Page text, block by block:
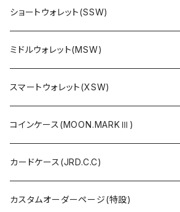
ショートウォレット(SSW)
ミドルウォレット(MSW)
スマートウォレット(XSW)
コインケース(MOON.MARKⅢ)
カードケース(JRD.C.C)
カスタムオーダーページ(特設)